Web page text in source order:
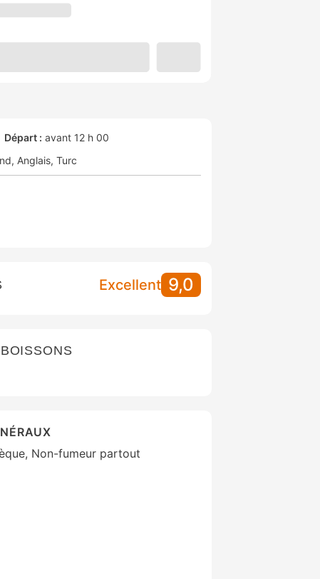
Départ : avant 12 h 00
Anglais Turc
Excellent 9,0
Non-fumeur partout